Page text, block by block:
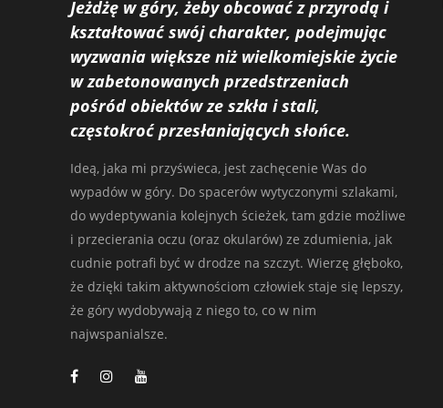
Jeżdżę w góry, żeby obcować z przyrodą i
kształtować swój charakter, podejmując
wyzwania większe niż wielkomiejskie życie
w zabetonowanych przedstrzeniach
pośród obiektów ze szkła i stali,
częstokroć przesłaniających słońce.
Ideą, jaka mi przyświeca, jest zachęcenie Was do
wypadów w góry. Do spacerów wytyczonymi szlakami,
do wydeptywania kolejnych ścieżek, tam gdzie możliwe
i przecierania oczu (oraz okularów) ze zdumienia, jak
cudnie potrafi być w drodze na szczyt. Wierzę głęboko,
że dzięki takim aktywnościom człowiek staje się lepszy,
że góry wydobywają z niego to, co w nim
najwspanialsze.